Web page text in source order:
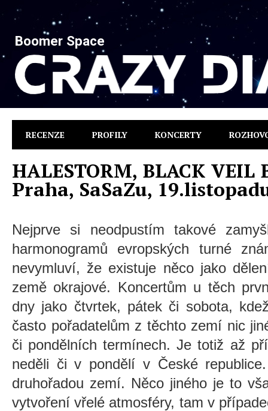
Boomer Space
RECENZE PROFILY KONCERTY
HALESTORM, BLACK VEIL
Praha, SaSaZu,
Nejprve si neodpustím takové
harmonogramů evropských turné
nevymluví, že existuje něco jako
země okrajové. Koncertům u těch
dny jako čtvrtek, pátek či sobota,
často pořadatelům z těchto zemí nic
či pondělních termínech. Je totiž až
neděli či v pondělí v České
druhořadou zemí. Něco jiného je to
vytvoření vřelé atmosféry, tam v